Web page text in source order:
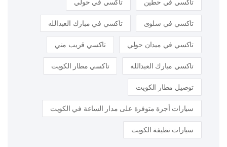
تاكسي في حطين تاكسي في حولي
تاكسي في سلوى تاكسي في مبارك العبدالله
تاكسي في ميدان حولي تاكسي قريب مني
تاكسي مبارك العبدالله تاكسي مطار الكويت
توصيل مطار الكويت
سيارات أجرة متوفرة على مدار الساعة في الكويت
سيارات نظيفة الكويت